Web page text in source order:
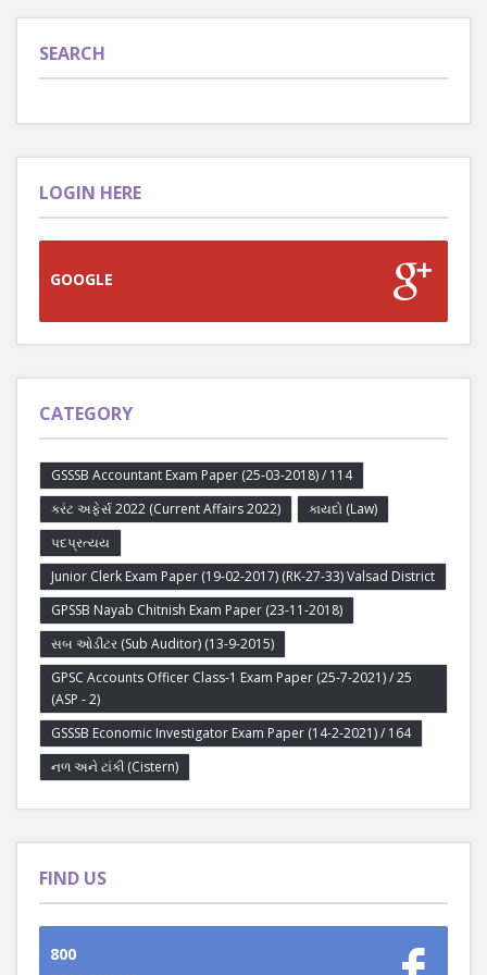
SEARCH
LOGIN HERE
GOOGLE
CATEGORY
GSSSB Accountant Exam Paper (25-03-2018) / 114
કરંટ અફેર્સ 2022 (Current Affairs 2022)
કાયદો (Law)
પદપ્રત્યય
Junior Clerk Exam Paper (19-02-2017) (RK-27-33) Valsad District
GPSSB Nayab Chitnish Exam Paper (23-11-2018)
સબ ઓડીટર (Sub Auditor) (13-9-2015)
GPSC Accounts Officer Class-1 Exam Paper (25-7-2021) / 25
(ASP - 2)
GSSSB Economic Investigator Exam Paper (14-2-2021) / 164
નળ અને ટાંકી (Cistern)
FIND US
800